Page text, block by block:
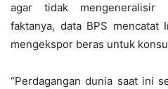
agar tidak mengeneralisir
faktanya, data BPS mencatat
mengekspor beras untuk
“Perdagangan dunia saat ini